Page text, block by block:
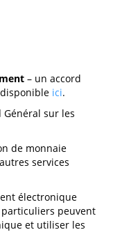
– un accord
ici.
sur les
de monnaie
services
électronique
particuliers peuvent
et utiliser les